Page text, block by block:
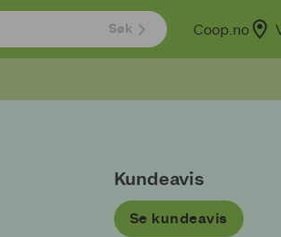
Søk Coop.no
Kundeavis
Se kundeavis